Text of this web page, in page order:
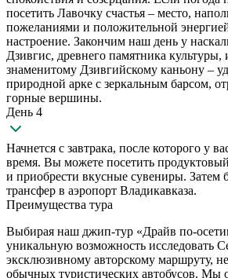
посетить Лавочку счастья – место,
пожеланиями и положительной
настроение. Закончим наш день у
Дзивгис, древнего памятника культуры,
знаменитому Дзивгийскому каньону –
природной арке с зеркальным барсом,
горные вершины.
День 4
Начнется с завтрака, после которого у
время. Вы можете посетить
и приобрести вкусные сувениры. Затем
трансфер в аэропорт Владикавказа.
Преимущества тура
Выбирая наш джип-тур «Драйв по-
уникальную возможность исследовать
эксклюзивному авторскому маршруту,
обычных туристических автобусов. Мы